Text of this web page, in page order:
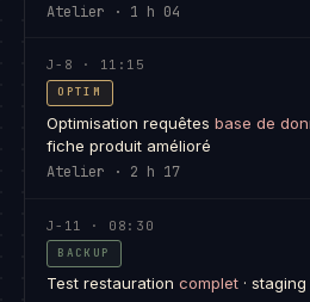
Atelier · 1 h 04
J-8 · 11:15
OPTIM
Optimisation requêtes base de
fiche produit amélioré
Atelier · 2 h 17
J-11 · 08:30
BACKUP
Test restauration complet· staging